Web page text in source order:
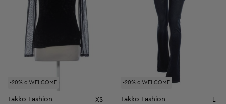
-20% с WELCOME
Takko Fashion XS
-20% с WELCOME
Takko Fashion